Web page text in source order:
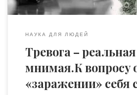
«ЛІТЕРАТУРНИЙ ВІСНИК
НАУКА ДЛЯ ЛЮДЕЙ
Тревога –
мнимая.К вопросу
«заражении» себя